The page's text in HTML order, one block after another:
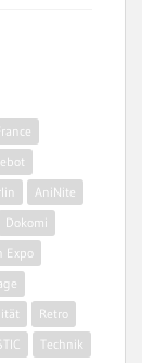
AniNite
Dokomi
Expo
Retro
Technik